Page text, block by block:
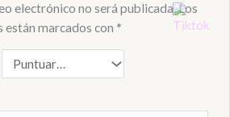
electrónico no será publicada.Los
marcados con *